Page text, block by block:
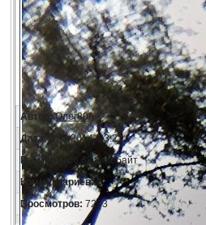
Автор: Олег808
Дата:
11.3.2014, 23:21
Размер:
166.68 килобайт
Комментариев:0
Просмотров:7233